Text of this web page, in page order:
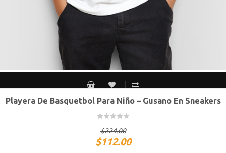
Chico Mediano Grande Extra Grande
Playera De Basquetbol Para Niño – Gusano En Sneakers
$224.00
$112.00